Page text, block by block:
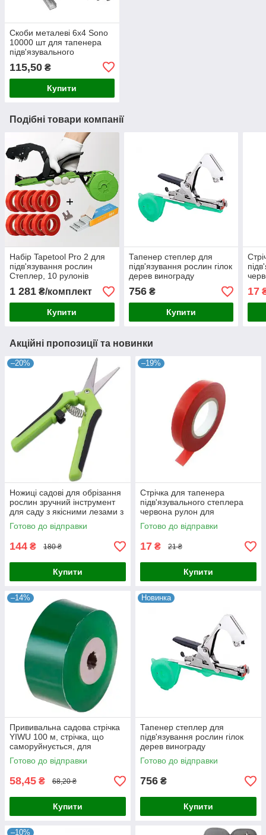
Скоби металеві 6x4 Sono
10000 шт для тапенера
підв'язувального
підв'язування рослин
115,50 ₴
Купити
Подібні товари компанії
Набір Tapetool Pro 2 для
підв'язування рослин
Степлер, 10 рулонів
скоб, тапенер
1 281 ₴/комплект
Купити
Тапенер степлер для
підв'язування рослин гілок
дерев винограду
інструмент
підв'язувальний степлер
756₴
Купити
17
Акційні пропозиції та новинки
–20%
Ножиці садові для обрізання
рослин зручний інструмент
для саду з якісними лезами з
неіржавки
Готово до відправки
144 ₴ 180 ₴
Купити
–19%
Стрічка для тапенера
підв'язувального степлера
червона рулон для
підв'язування садових
високорослих рослин
Готово до відправки
17 ₴ 21 ₴
Купити
–14%
Прививальна садова стрічка
YIWU 100 м, стрічка, що
саморуйнується, для
привівок дерев Садова плівка
для щеплення
Готово до відправки
58,45 ₴ 68,20 ₴
Купити
Новинка
Тапенер степлер для
підв'язування рослин гілок
дерев винограду
Tapetool,садовий інструмент
підв'язувальний степлер
Готово до відправки
756 ₴
Купити
–10%